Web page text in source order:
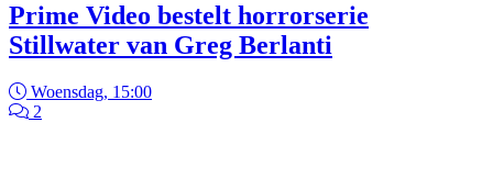
Prime Video bestelt horrorserie
Stillwater van Greg Berlanti
Woensdag, 15:00
2